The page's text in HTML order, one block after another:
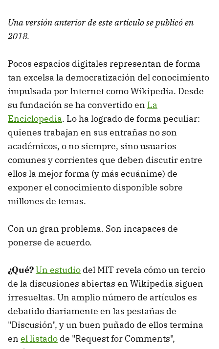
Una versión anterior de este artículo se publicó en
2018.
Pocos espacios digitales representan de forma
tan excelsa la democratización del conocimiento
impulsada por Internet como Wikipedia. Desde
su fundación se ha convertido en La
Enciclopedia. Lo ha logrado de forma peculiar:
quienes trabajan en sus entrañas no son
académicos, o no siempre, sino usuarios
comunes y corrientes que deben discutir entre
ellos la mejor forma (y más ecuánime) de
exponer el conocimiento disponible sobre
millones de temas.
Con un gran problema. Son incapaces de
ponerse de acuerdo.
¿Qué?Un estudio del MIT revela cómo un tercio
de la discusiones abiertas en Wikipedia siguen
irresueltas. Un amplio número de artículos es
debatido diariamente en las pestañas de
"Discusión", y un buen puñado de ellos termina
en el listado de "Request for Comments",